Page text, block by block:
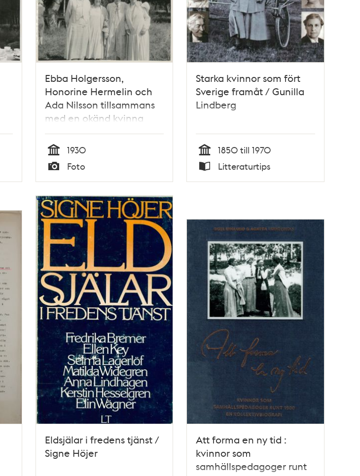
Ebba Holgersson,
Honorine Hermelin och
Ada Nilsson tillsammans
med en okänd kvinna
Tid
1930
Typ
Foto
Starka kvinnor som fört
Sverige framåt / Gunilla
Lindberg
Tid
1850 till 1970
Typ
Litteraturtips
Eldsjälar i fredens tjänst /
Signe Höjer
Att forma en ny tid :
kvinnor som
samhällspedagoger runt